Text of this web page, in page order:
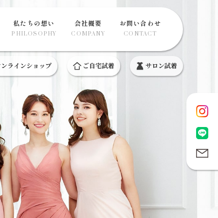
私たちの想い
PHILOSOPHY
会社概要
COMPANY
お問い合わせ
CONTACT
ラインショップ ご自宅試着 サロン試着